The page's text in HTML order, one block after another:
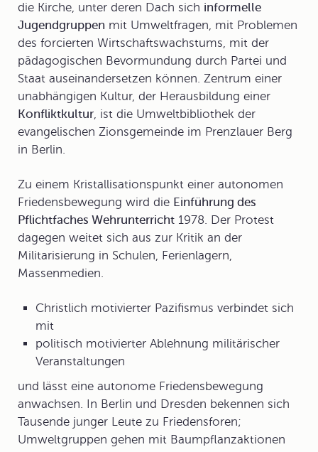
die Kirche, unter deren Dach sich informelle
Jugendgruppen mit Umweltfragen, mit Problemen
des forcierten Wirtschaftswachstums, mit der
pädagogischen Bevormundung durch Partei und
Staat auseinandersetzen können. Zentrum einer
unabhängigen Kultur, der Herausbildung einer
Konfliktkultur, ist die Umweltbibliothek der
evangelischen Zionsgemeinde im Prenzlauer Berg
in Berlin.
Zu einem Kristallisationspunkt einer autonomen
Friedensbewegung wird die Einführung des
Pflichtfaches Wehrunterricht 1978. Der Protest
dagegen weitet sich aus zur Kritik an der
Militarisierung in Schulen, Ferienlagern,
Massenmedien.
Christlich motivierter Pazifismus verbindet sich
mit
politisch motivierter Ablehnung militärischer
Veranstaltungen
und lässt eine autonome Friedensbewegung
anwachsen. In Berlin und Dresden bekennen sich
Tausende junger Leute zu Friedensforen;
Umweltgruppen gehen mit Baumpflanzaktionen